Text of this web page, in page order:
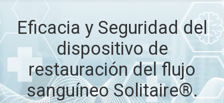
Eficacia y Seguridad del
dispositivo de
restauración del flujo
sanguíneo Solitaire®.